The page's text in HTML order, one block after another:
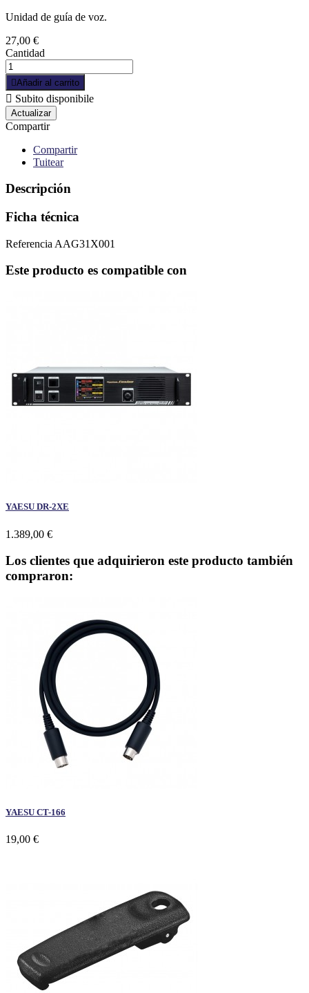
Unidad de guía de voz.
27,00 €
Cantidad
Añadir al carrito
 Subito disponibile
Compartir
Compartir
Tuitear
Descripción
Ficha técnica
Referencia AAG31X001
Este producto es compatible con
YAESU DR-2XE
1.389,00 €
Los clientes que adquirieron este producto también
compraron:
YAESU CT-166
19,00 €